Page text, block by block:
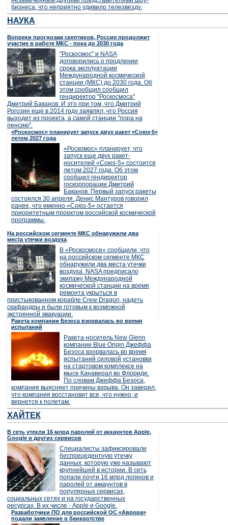
бизнеса, что неприятно удивило телезвезду.
НАУКА
Вопреки прогнозам скептиков, Россия продолжит
участие в работе МКС - пока до 2030 года
"Роскосмос" и NASA
договорились о продлении
срока эксплуатации
Международной космической
станции (МКС) до 2030 года. Об
этом сообщил сообщил
гендиректор "Роскосмоса"
Дмитрий Баканов. И это при том, что Дмитрий
Рогозин еще в 2014 году заявлял, что Россия
выходит из проекта, а самой станции "пора на
пенсию".
«Роскосмос» планирует запуск двух ракет «Союз-5»
летом 2027 года
«Роскомос» планирует, что
запуск еще двух ракет-
носителей «Союз-5» состоится
летом 2027 года. Об этом
сообщил гендиректор
госкорпорации Дмитрий
Баканов. Первый запуск ракеты
состоялся 30 апреля. Денис Мантуров говорил
ранее, что именно «Союз-5» остается
приоритетным проектом российской космической
программы.
На российском сегменте МКС обнаружили два
места утечки воздуха
В «Роскосмосе» сообщили, что
на российском сегменте МКС
обнаружили два места утечки
воздуха. NASA предписало
экипажу Международной
космической станции на время
ремонта укрыться в
пристыкованном корабле Crew Dragon, надеть
скафандры и были готовым к возможной
экстренной эвакуации.
Ракета компании Безоса взорвалась во время
испытаний
Ракета-носитель New Glenn
компании Blue Origin Джеффа
Безоса взорвалась во время
испытаний силовой установки
на стартовом комплексе на
мысе Канаверал во Флориде.
По словам Джеффа Безоса,
компания выясняет причины взрыва. Он заверил,
что компания восстановит все, что нужно, и
вернется к полетам.
ХАЙТЕК
В сеть утекли 16 млрд паролей от аккаунтов Apple,
Google и других сервисов
Специалисты зафиксировали
беспрецедентную утечку
данных, которую уже называют
крупнейшей в истории. В сеть
попали почти 16 млрд логинов и
паролей от аккаунтов в
популярных сервисах,
социальных сетях и на государственных
ресурсах. В их числе - Apple и Google.
Разработчики ПО для российской ОС «Аврора»
подали заявление о банкротстве